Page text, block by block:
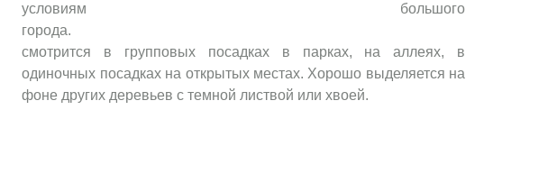
условиям большого
смотрится в групповых посадках в парках, на аллеях, в
одиночных посадках на открытых местах. Хорошо выделяется на
фоне других деревьев с темной листвой или хвоей.